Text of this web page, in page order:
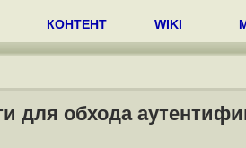
КОНТЕНТ WIKI
для обхода